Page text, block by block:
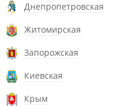
Днепропетровская
Житомирская
Запорожская
Киевская
Крым